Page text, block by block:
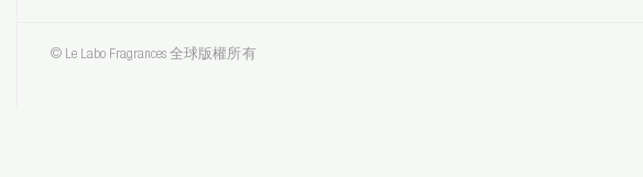
© Le Labo Fragrances 全球版權所有